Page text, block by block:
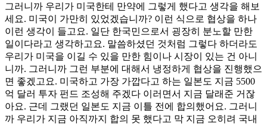
그러니까 우리가 미국한테 만약에 그렇게 했다고 생각을 해보
세요. 미국이 가만히 있었겠습니까? 이런 식으로 협상을 하나
이런 생각이 들고요. 일단 한국민으로서 굉장히 분노할 만한
일이다라고 생각하고요. 말씀하셨던 것처럼 그렇다 하더라도
우리가 미국을 이길 수 있을 만한 힘이나 시장이 있는 건 아니
니까. 그러니까 그런 부분에 대해서 냉정하게 협상을 진행했으
면 좋겠고요. 미국하고 가장 가깝다고 하는 일본도 지금 5500
억 달러 투자 펀드 조성해 주겠다 이러면서 지금 달래준 거잖
아요. 근데 그랬던 일본도 지금 이틀 전에 합의했어요. 그러니
까 우리가 지금 아직까지 합의 못 했다고 막 지금 오히려 국내